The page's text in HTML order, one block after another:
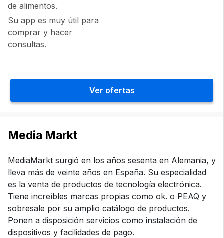
de alimentos.
Su app es muy útil para
comprar y hacer
consultas.
Ver ofertas
Media Markt
MediaMarkt surgió en los años sesenta en Alemania, y
lleva más de veinte años en España. Su especialidad
es la venta de productos de tecnología electrónica.
Tiene increíbles marcas propias como ok. o PEAQ y
sobresale por su amplio catálogo de productos.
Ponen a disposición servicios como instalación de
dispositivos y facilidades de pago.